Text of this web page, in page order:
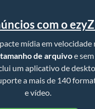
com o
mídia em velocidade
de arquivoe
um aplicativo de
a mais de 140
e vídeo.